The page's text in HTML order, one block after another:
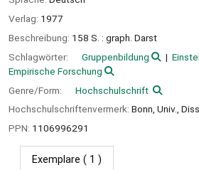
Verlag: 1977
Beschreibung: 158 S. : graph. Darst
Schlagwörter:
Gruppenbildung
Empirische Forschung
Genre/Form:
Hochschulschrift
Hochschulschriftenvermerk: Bonn, Univ.,
PPN: 1106996291
Exemplare ( 1 )